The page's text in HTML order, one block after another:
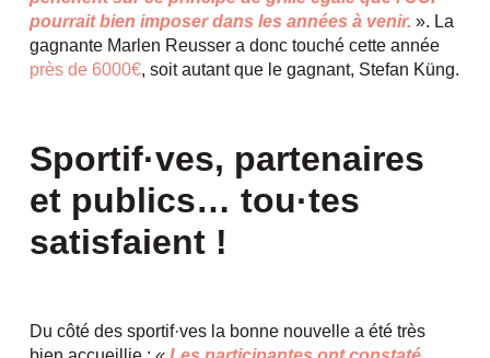
pourrait bien imposer dans les années à venir. ». La
gagnante Marlen Reusser a donc touché cette année
près de 6000€, soit autant que le gagnant, Stefan Küng.
Sportif·ves, partenaires
et publics… tou·tes
satisfaient !
Du côté des sportif·ves la bonne nouvelle a été très